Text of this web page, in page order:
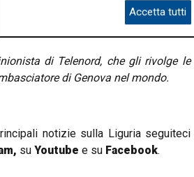
in Italia, Moldova, Serbia,
di Telenord, che gli rivolge le
di Genova nel mondo.
notizie sulla Liguria
, su Youtube e su Facebook.
Accetta tutti